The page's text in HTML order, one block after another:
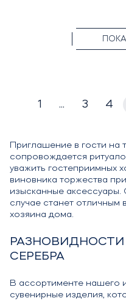
1 ... 3 4
Приглашение в гости на
сопровождается
уважить гостеприимных
виновника торжества
изысканные
случае станет отличным
хозяина дома.
РАЗНОВИДНОСТИ
СЕРЕБРА
В ассортименте нашего
сувенирные изделия,